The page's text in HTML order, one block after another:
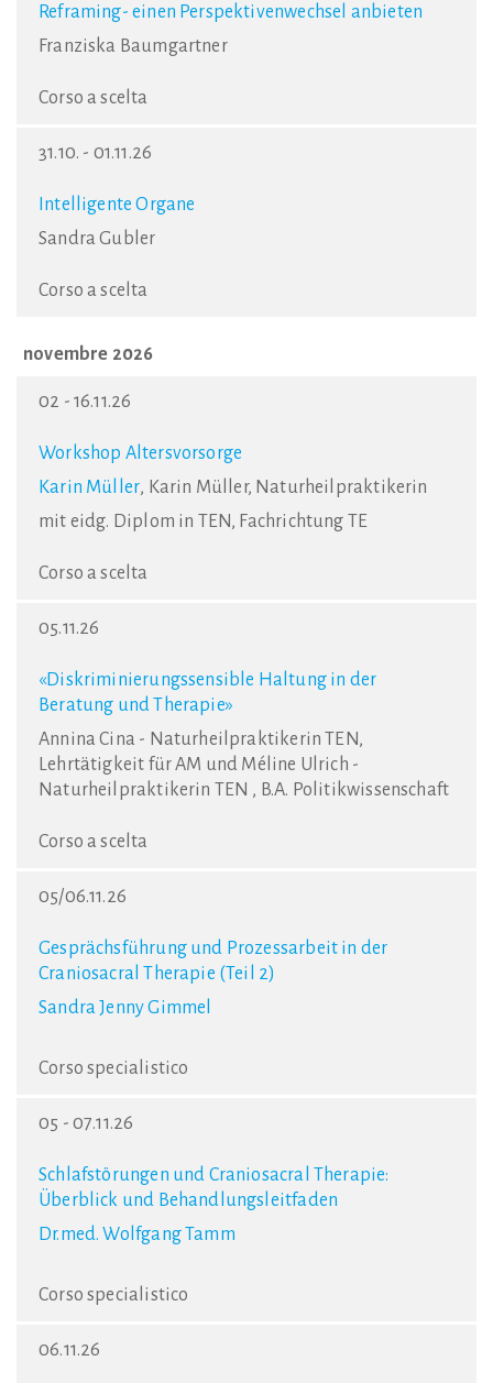
Reframing- einen Perspektivenwechsel anbieten
Franziska Baumgartner
Corso a scelta
31.10. - 01.11.26
Intelligente Organe
Sandra Gubler
Corso a scelta
novembre 2026
02 - 16.11.26
Workshop Altersvorsorge
Karin Müller, Karin Müller, Naturheilpraktikerin
mit eidg. Diplom in TEN, Fachrichtung TE
Corso a scelta
05.11.26
«Diskriminierungssensible Haltung in der
Beratung und Therapie»
Annina Cina - Naturheilpraktikerin TEN,
Lehrtätigkeit für AM und Méline Ulrich -
Naturheilpraktikerin TEN , B.A. Politikwissenschaft
Corso a scelta
05/06.11.26
Gesprächsführung und Prozessarbeit in der
Craniosacral Therapie (Teil 2)
Sandra Jenny Gimmel
Corso specialistico
05 - 07.11.26
Schlafstörungen und Craniosacral Therapie:
Überblick und Behandlungsleitfaden
Dr.med. Wolfgang Tamm
Corso specialistico
06.11.26